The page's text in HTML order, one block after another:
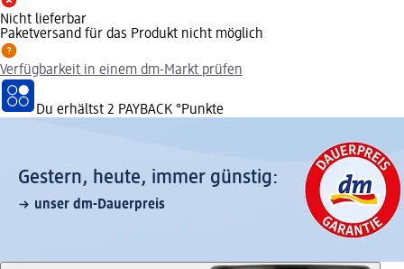
Nicht lieferbar
Paketversand für das Produkt nicht möglich
Verfügbarkeit in einem dm-Markt prüfen
Du erhältst 2 PAYBACK °Punkte
Gestern, heute, immer günstig:
unser dm-Dauerpreis